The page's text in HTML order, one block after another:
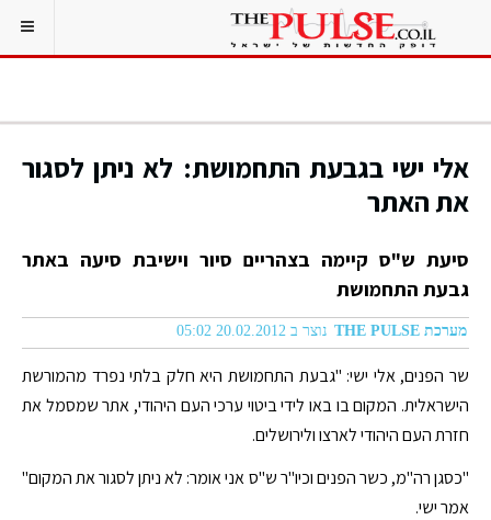
אלי ישי בגבעת התחמושת: לא ניתן לסגור
את האתר
סיעת ש"ס קיימה בצהריים סיור וישיבת סיעה באתר
גבעת התחמושת
מערכת THE PULSE נוצר ב 20.02.2012 05:02
שר הפנים, אלי ישי: "גבעת התחמושת היא חלק בלתי נפרד מהמורשת
הישראלית. המקום בו באו לידי ביטוי ערכי העם היהודי, אתר שמסמל את
חזרת העם היהודי לארצו ולירושלים.
"כסגן רה"מ, כשר הפנים וכיו"ר ש"ס אני אומר: לא ניתן לסגור את המקום"
אמר ישי.